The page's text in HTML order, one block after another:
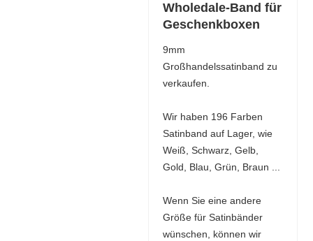
Wholedale-Band für
Geschenkboxen
9mm
Großhandelssatinband zu
verkaufen.
Wir haben 196 Farben
Satinband auf Lager, wie
Weiß, Schwarz, Gelb,
Gold, Blau, Grün, Braun ...
Wenn Sie eine andere
Größe für Satinbänder
wünschen, können wir